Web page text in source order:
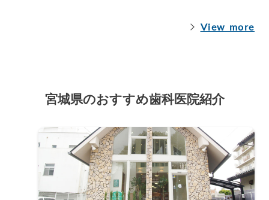
View more
宮城県のおすすめ歯科医院紹介